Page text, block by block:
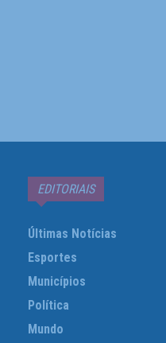
EDITORIAIS
Últimas Notícias
Esportes
Municípios
Política
Mundo